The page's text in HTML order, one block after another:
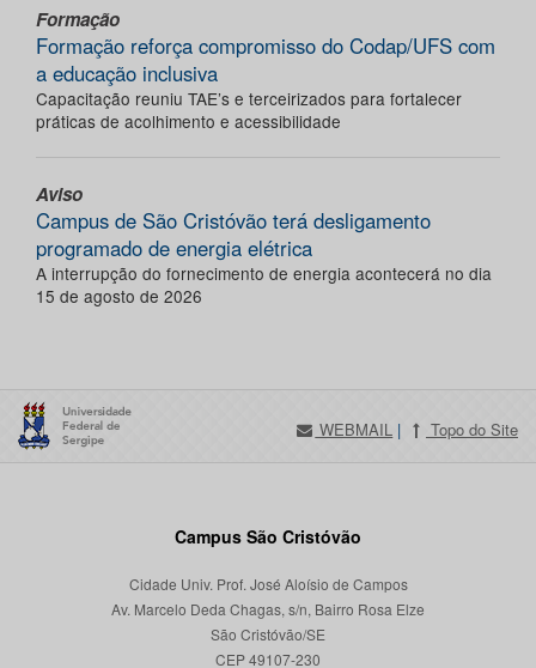
Formação
Formação reforça compromisso do Codap/UFS com
a educação inclusiva
Capacitação reuniu TAE’s e terceirizados para fortalecer
práticas de acolhimento e acessibilidade
Aviso
Campus de São Cristóvão terá desligamento
programado de energia elétrica
A interrupção do fornecimento de energia acontecerá no dia
15 de agosto de 2026
WEBMAIL | Topo do Site
Campus São Cristóvão
Cidade Univ. Prof. José Aloísio de Campos
Av. Marcelo Deda Chagas, s/n, Bairro Rosa Elze
São Cristóvão/SE
CEP 49107-230